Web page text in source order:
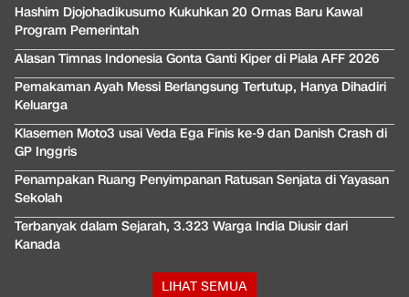
Hashim Djojohadikusumo Kukuhkan 20 Ormas Baru Kawal
Program Pemerintah
Alasan Timnas Indonesia Gonta Ganti Kiper di Piala AFF 2026
Pemakaman Ayah Messi Berlangsung Tertutup, Hanya Dihadiri
Keluarga
Klasemen Moto3 usai Veda Ega Finis ke-9 dan Danish Crash di
GP Inggris
Penampakan Ruang Penyimpanan Ratusan Senjata di Yayasan
Sekolah
Terbanyak dalam Sejarah, 3.323 Warga India Diusir dari
Kanada
LIHAT SEMUA